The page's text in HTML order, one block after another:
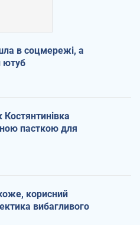
в соцмережі, а
ютуб
Костянтинівка
пасткою для
корисний
вибагливого